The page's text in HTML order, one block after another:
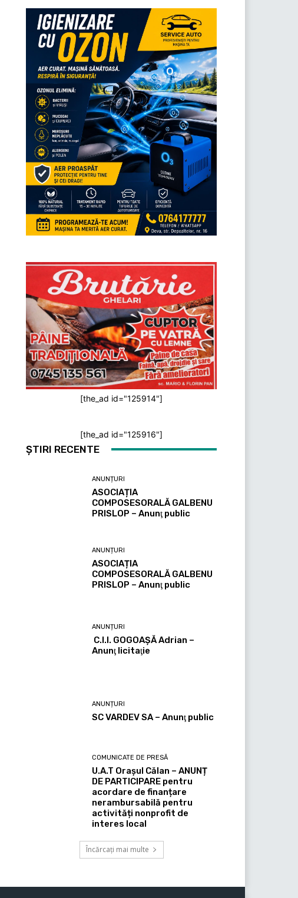
[the_ad id="125914"]
[the_ad id="125916"]
ȘTIRI RECENTE
ANUNȚURI
ASOCIAȚIA
COMPOSESORALĂ GALBENU
PRISLOP – Anunţ public
ANUNȚURI
ASOCIAȚIA
COMPOSESORALĂ GALBENU
PRISLOP – Anunţ public
ANUNȚURI
C.I.I. GOGOAŞĂ Adrian –
Anunţ licitaţie
ANUNȚURI
SC VARDEV SA – Anunţ public
COMUNICATE DE PRESĂ
U.A.T Orașul Călan – ANUNȚ
DE PARTICIPARE pentru
acordare de finanțare
nerambursabilă pentru
activități nonprofit de
interes local
Încărcați mai multe